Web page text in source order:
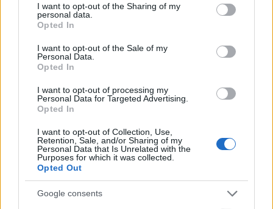
not limited to your visit or usage behaviour. You may click to
grant or deny consent to Google and its third-party tags to
use your data for below specified purposes in below Google
consent section.
I want to opt-out of the Sharing of my
personal data.
Opted In
I want to opt-out of the Sale of my
Personal Data.
Opted In
I want to opt-out of processing my
Personal Data for Targeted Advertising.
Opted In
I want to opt-out of Collection, Use,
Retention, Sale, and/or Sharing of my
Personal Data that Is Unrelated with the
Purposes for which it was collected.
Opted Out
Google consents